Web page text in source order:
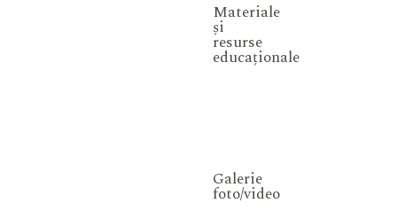
Materiale
și
resurse
educaționale
Galerie
foto/video